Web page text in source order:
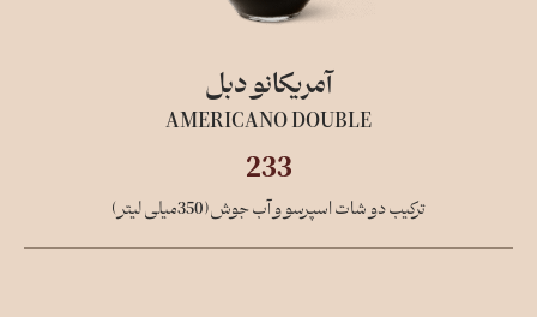
آمریکانو دبل
AMERICANO DOUBLE
233
ترکیب دو شات اسپرسو و آب جوش(350میلی لیتر)